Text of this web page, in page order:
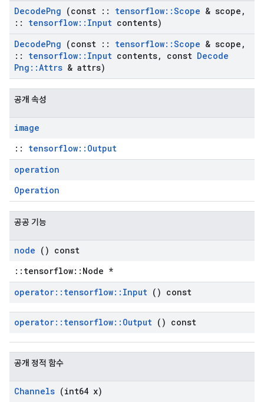
DecodePng (const :: tensorflow::Scope & scope ,
::
tensorflow:: Input contents)
DecodePng (const :: tensorflow::Scope & scope ,
::
tensorflow:: Input contents, const Decode
Png ::Attrs & attrs)
공개 속성
image
:: tensorflow::Output
operation
Operation
공공 기능
node () const
::tensorflow::Node *
operator:: tensorflow:: Input () const
operator:: tensorflow:: Output () const
공개 정적 함수
Channels (int64 x)